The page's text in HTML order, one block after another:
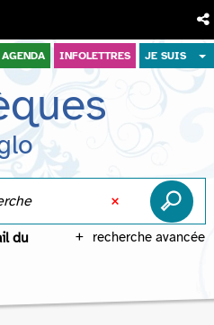
AGENDA INFOLETTRES JE SUIS
recherche avancée
du